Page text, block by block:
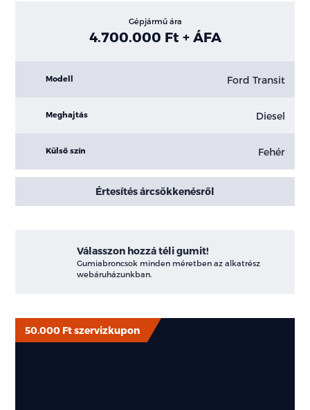
Gépjármű ára
4.700.000 Ft + ÁFA
Modell Ford Transit
Meghajtás Diesel
Külső szín Fehér
Értesítés árcsökkenésről
Válasszon hozzá téli gumit!
Gumiabroncsok minden méretben az alkatrész
webáruházunkban.
50.000 Ft szervizkupon